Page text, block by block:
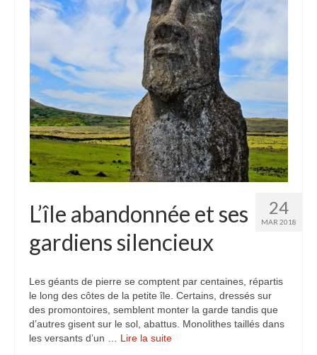
Etats-Unis
Malaisie
Thaïlande
Birmanie
Cambodge
Laos
Chine
Kazakhstan
Ouzbekistan
Turkmenistan
24
MAR 2018
L’île abandonnée et ses
gardiens silencieux
Les géants de pierre se comptent par centaines, répartis
le long des côtes de la petite île. Certains, dressés sur
des promontoires, semblent monter la garde tandis que
d’autres gisent sur le sol, abattus. Monolithes taillés dans
les versants d’un … Lire la suite­­